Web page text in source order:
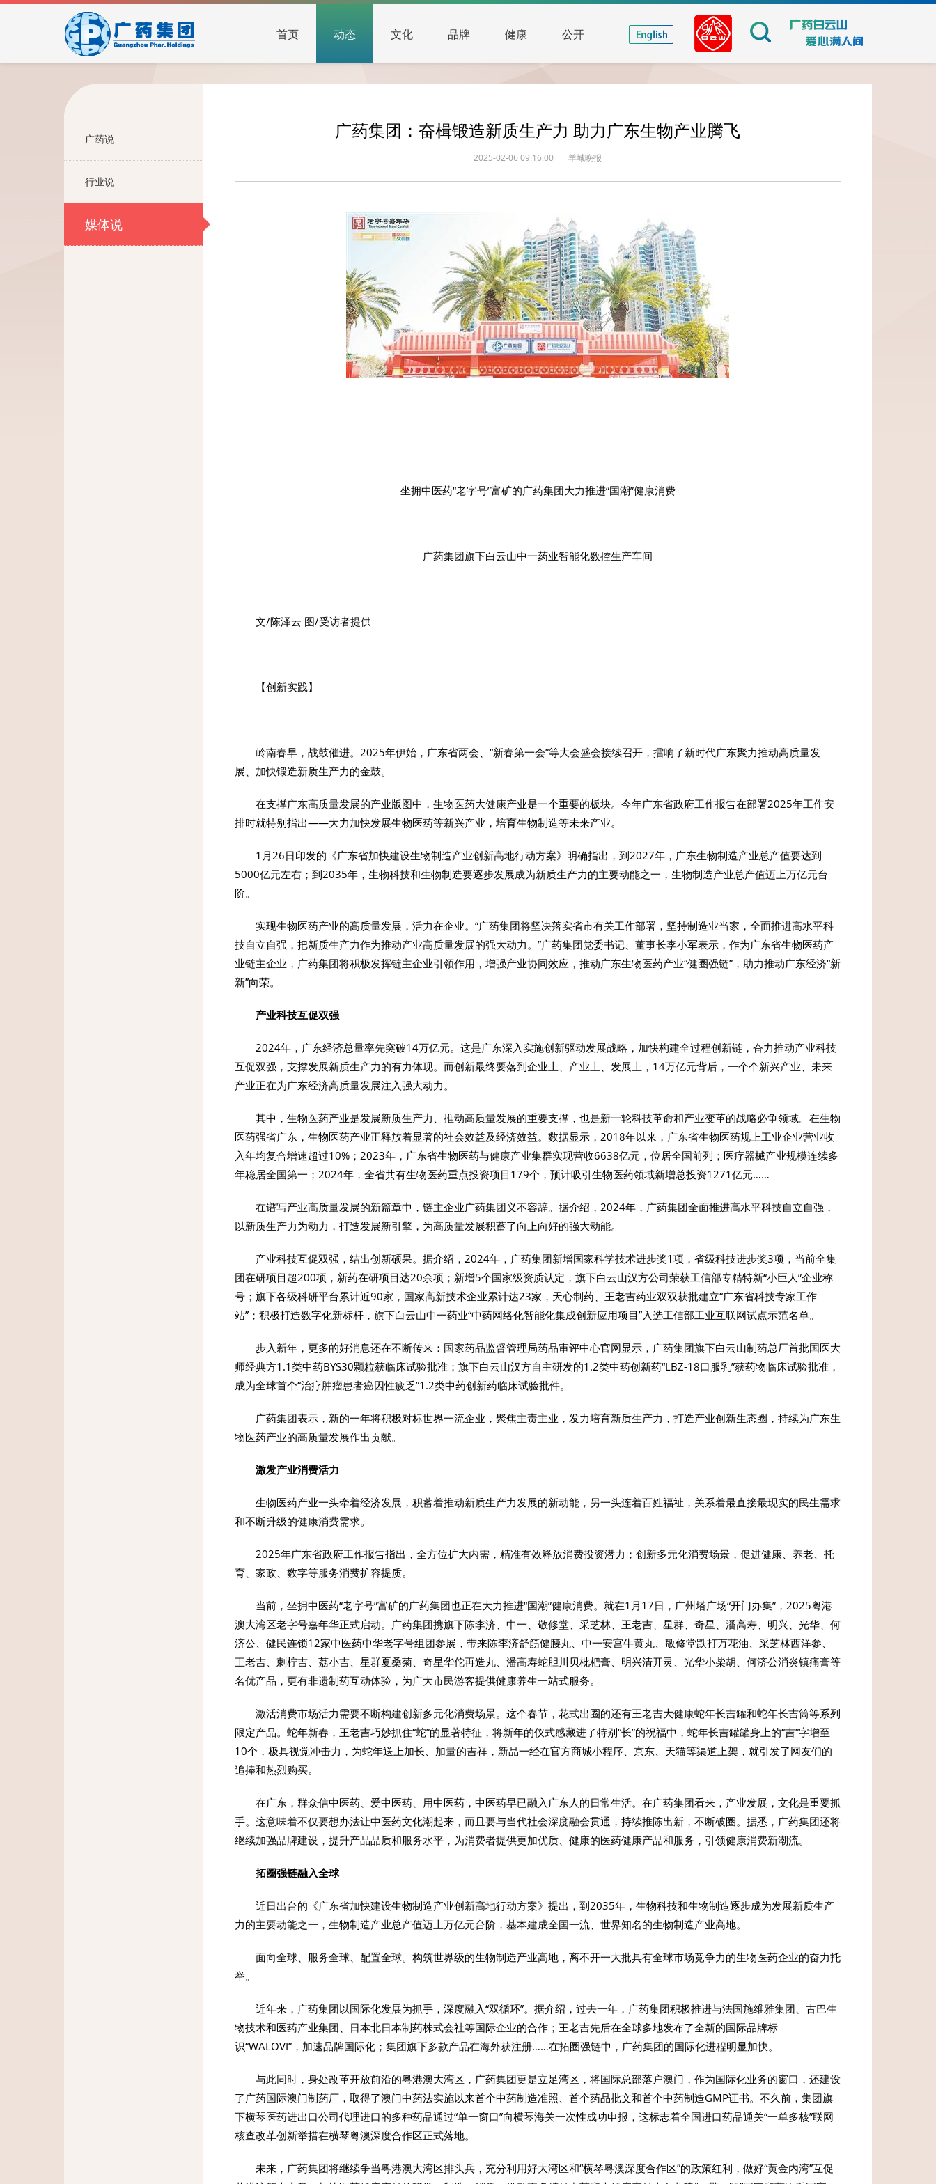
首页 动态 文化 品牌 健康 公开
广药说
行业说
媒体说
广药集团：奋楫锻造新质生产力 助力广东生物产业腾飞
2025-02-06 09:16:00 羊城晚报
坐拥中医药“老字号”富矿的广药集团大力推进“国潮”健康消费
广药集团旗下白云山中一药业智能化数控生产车间
文/陈泽云 图/受访者提供
【创新实践】
岭南春早，战鼓催进。2025年伊始，广东省两会、“新春第一会”等大会盛会接续召开，擂响了新时代广东聚力推动高质量发
展、加快锻造新质生产力的金鼓。
在支撑广东高质量发展的产业版图中，生物医药大健康产业是一个重要的板块。今年广东省政府工作报告在部署2025年工作安
排时就特别指出——大力加快发展生物医药等新兴产业，培育生物制造等未来产业。
1月26日印发的《广东省加快建设生物制造产业创新高地行动方案》明确指出，到2027年，广东生物制造产业总产值要达到
5000亿元左右；到2035年，生物科技和生物制造要逐步发展成为新质生产力的主要动能之一，生物制造产业总产值迈上万亿元台
阶。
实现生物医药产业的高质量发展，活力在企业。“广药集团将坚决落实省市有关工作部署，坚持制造业当家，全面推进高水平科
技自立自强，把新质生产力作为推动产业高质量发展的强大动力。”广药集团党委书记、董事长李小军表示，作为广东省生物医药产
业链主企业，广药集团将积极发挥链主企业引领作用，增强产业协同效应，推动广东生物医药产业“健圈强链”，助力推动广东经济“新
新”向荣。
产业科技互促双强
2024年，广东经济总量率先突破14万亿元。这是广东深入实施创新驱动发展战略，加快构建全过程创新链，奋力推动产业科技
互促双强，支撑发展新质生产力的有力体现。而创新最终要落到企业上、产业上、发展上，14万亿元背后，一个个新兴产业、未来
产业正在为广东经济高质量发展注入强大动力。
其中，生物医药产业是发展新质生产力、推动高质量发展的重要支撑，也是新一轮科技革命和产业变革的战略必争领域。在生物
医药强省广东，生物医药产业正释放着显著的社会效益及经济效益。数据显示，2018年以来，广东省生物医药规上工业企业营业收
入年均复合增速超过10%；2023年，广东省生物医药与健康产业集群实现营收6638亿元，位居全国前列；医疗器械产业规模连续多
年稳居全国第一；2024年，全省共有生物医药重点投资项目179个，预计吸引生物医药领域新增总投资1271亿元……
在谱写产业高质量发展的新篇章中，链主企业广药集团义不容辞。据介绍，2024年，广药集团全面推进高水平科技自立自强，
以新质生产力为动力，打造发展新引擎，为高质量发展积蓄了向上向好的强大动能。
产业科技互促双强，结出创新硕果。据介绍，2024年，广药集团新增国家科学技术进步奖1项，省级科技进步奖3项，当前全集
团在研项目超200项，新药在研项目达20余项；新增5个国家级资质认定，旗下白云山汉方公司荣获工信部专精特新“小巨人”企业称
号；旗下各级科研平台累计近90家，国家高新技术企业累计达23家，天心制药、王老吉药业双双获批建立“广东省科技专家工作
站”；积极打造数字化新标杆，旗下白云山中一药业“中药网络化智能化集成创新应用项目”入选工信部工业互联网试点示范名单。
步入新年，更多的好消息还在不断传来：国家药品监督管理局药品审评中心官网显示，广药集团旗下白云山制药总厂首批国医大
师经典方1.1类中药BYS30颗粒获临床试验批准；旗下白云山汉方自主研发的1.2类中药创新药“LBZ-18口服乳”获药物临床试验批准，
成为全球首个“治疗肿瘤患者癌因性疲乏”1.2类中药创新药临床试验批件。
广药集团表示，新的一年将积极对标世界一流企业，聚焦主责主业，发力培育新质生产力，打造产业创新生态圈，持续为广东生
物医药产业的高质量发展作出贡献。
激发产业消费活力
生物医药产业一头牵着经济发展，积蓄着推动新质生产力发展的新动能，另一头连着百姓福祉，关系着最直接最现实的民生需求
和不断升级的健康消费需求。
2025年广东省政府工作报告指出，全方位扩大内需，精准有效释放消费投资潜力；创新多元化消费场景，促进健康、养老、托
育、家政、数字等服务消费扩容提质。
当前，坐拥中医药“老字号”富矿的广药集团也正在大力推进“国潮”健康消费。就在1月17日，广州塔广场“开门办集”，2025粤港
澳大湾区老字号嘉年华正式启动。广药集团携旗下陈李济、中一、敬修堂、采芝林、王老吉、星群、奇星、潘高寿、明兴、光华、何
济公、健民连锁12家中医药中华老字号组团参展，带来陈李济舒筋健腰丸、中一安宫牛黄丸、敬修堂跌打万花油、采芝林西洋参、
王老吉、刺柠吉、荔小吉、星群夏桑菊、奇星华佗再造丸、潘高寿蛇胆川贝枇杷膏、明兴清开灵、光华小柴胡、何济公消炎镇痛膏等
名优产品，更有非遗制药互动体验，为广大市民游客提供健康养生一站式服务。
激活消费市场活力需要不断构建创新多元化消费场景。这个春节，花式出圈的还有王老吉大健康蛇年长吉罐和蛇年长吉筒等系列
限定产品。蛇年新春，王老吉巧妙抓住“蛇”的显著特征，将新年的仪式感藏进了特别“长”的祝福中，蛇年长吉罐罐身上的“吉”字增至
10个，极具视觉冲击力，为蛇年送上加长、加量的吉祥，新品一经在官方商城小程序、京东、天猫等渠道上架，就引发了网友们的
追捧和热烈购买。
在广东，群众信中医药、爱中医药、用中医药，中医药早已融入广东人的日常生活。在广药集团看来，产业发展，文化是重要抓
手。这意味着不仅要想办法让中医药文化潮起来，而且要与当代社会深度融会贯通，持续推陈出新，不断破圈。据悉，广药集团还将
继续加强品牌建设，提升产品品质和服务水平，为消费者提供更加优质、健康的医药健康产品和服务，引领健康消费新潮流。
拓圈强链融入全球
近日出台的《广东省加快建设生物制造产业创新高地行动方案》提出，到2035年，生物科技和生物制造逐步成为发展新质生产
力的主要动能之一，生物制造产业总产值迈上万亿元台阶，基本建成全国一流、世界知名的生物制造产业高地。
面向全球、服务全球、配置全球。构筑世界级的生物制造产业高地，离不开一大批具有全球市场竞争力的生物医药企业的奋力托
举。
近年来，广药集团以国际化发展为抓手，深度融入“双循环”。据介绍，过去一年，广药集团积极推进与法国施维雅集团、古巴生
物技术和医药产业集团、日本北日本制药株式会社等国际企业的合作；王老吉先后在全球多地发布了全新的国际品牌标
识“WALOVI”，加速品牌国际化；集团旗下多款产品在海外获注册……在拓圈强链中，广药集团的国际化进程明显加快。
与此同时，身处改革开放前沿的粤港澳大湾区，广药集团更是立足湾区，将国际总部落户澳门，作为国际化业务的窗口，还建设
了广药国际澳门制药厂，取得了澳门中药法实施以来首个中药制造准照、首个药品批文和首个中药制造GMP证书。不久前，集团旗
下横琴医药进出口公司代理进口的多种药品通过“单一窗口”向横琴海关一次性成功申报，这标志着全国进口药品通关“一单多核”联网
核查改革创新举措在横琴粤澳深度合作区正式落地。
未来，广药集团将继续争当粤港澳大湾区排头兵，充分利用好大湾区和“横琴粤澳深度合作区”的政策红利，做好“黄金内湾”互促